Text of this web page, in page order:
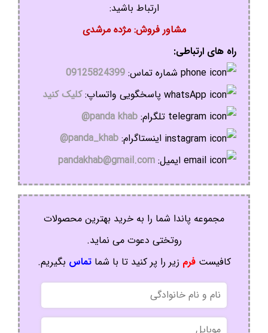
ارتباط باشید:
مشاور فروش: مژده مرشدی
راه های ارتباطی:
شماره تماس: 09125824399
پاسخگویی واتساپ:کلیک کنید
تلگرام: panda khab@
اینستاگرام: panda_khab@
ایمیل: pandakhab@gmail.com
مجموعه پاندا شما را به خرید بهترین محصولات
روتختی دعوت می نماید.
کافیستفرم زیر را پر کنید تا با شماتماس بگیریم.
نام
و
نام
خانوادگی
موبایل